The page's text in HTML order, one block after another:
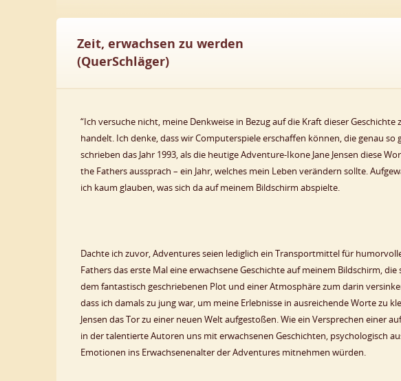
Zeit, erwachsen zu werden
(QuerSchläger)
“Ich versuche nicht, meine Denkweise in Bezug auf die Kraft dieser
handelt. Ich denke, dass wir Computerspiele erschaffen können, die genau
schrieben das Jahr 1993, als die heutige Adventure-Ikone Jane Jensen diese
the Fathers aussprach – ein Jahr, welches mein Leben verändern sollte.
ich kaum glauben, was sich da auf meinem Bildschirm abspielte.
Dachte ich zuvor, Adventures seien lediglich ein Transportmittel für
Fathers das erste Mal eine erwachsene Geschichte auf meinem Bildschirm,
dem fantastisch geschriebenen Plot und einer Atmosphäre zum darin
dass ich damals zu jung war, um meine Erlebnisse in ausreichende Worte zu
Jensen das Tor zu einer neuen Welt aufgestoßen. Wie ein Versprechen einer
in der talentierte Autoren uns mit erwachsenen Geschichten, psychologisch
Emotionen ins Erwachsenenalter der Adventures mitnehmen würden.